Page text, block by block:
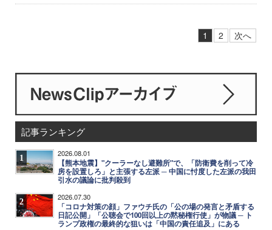
1 2 次へ
記事ランキング
1 2026.08.01
【熊本地震】"クーラーなし避難所"で、「防衛費を削って冷
房を設置しろ」と主張する左派 ─ 中国に忖度した左派の我田
引水の議論に批判殺到
2 2026.07.30
「コロナ対策の顔」ファウチ氏の「公の場の発言と矛盾する
日記公開」「公聴会で100回以上の黙秘権行使」が物議 ─ ト
ランプ政権の最終的な狙いは「中国の責任追及」にある